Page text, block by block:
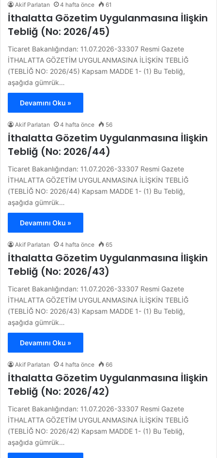
Akif Parlatan 4 hafta önce 61
İthalatta Gözetim Uygulanmasına İlişkin
Tebliğ (No: 2026/45)
Ticaret Bakanlığından: 11.07.2026-33307 Resmi Gazete
İTHALATTA GÖZETİM UYGULANMASINA İLİŞKİN TEBLİĞ
(TEBLİĞ NO: 2026/45) Kapsam MADDE 1- (1) Bu Tebliğ,
aşağıda gümrük…
Devamını Oku »
Akif Parlatan 4 hafta önce 56
İthalatta Gözetim Uygulanmasına İlişkin
Tebliğ (No: 2026/44)
Ticaret Bakanlığından: 11.07.2026-33307 Resmi Gazete
İTHALATTA GÖZETİM UYGULANMASINA İLİŞKİN TEBLİĞ
(TEBLİĞ NO: 2026/44) Kapsam MADDE 1- (1) Bu Tebliğ,
aşağıda gümrük…
Devamını Oku »
Akif Parlatan 4 hafta önce 65
İthalatta Gözetim Uygulanmasına İlişkin
Tebliğ (No: 2026/43)
Ticaret Bakanlığından: 11.07.2026-33307 Resmi Gazete
İTHALATTA GÖZETİM UYGULANMASINA İLİŞKİN TEBLİĞ
(TEBLİĞ NO: 2026/43) Kapsam MADDE 1- (1) Bu Tebliğ,
aşağıda gümrük…
Devamını Oku »
Akif Parlatan 4 hafta önce 66
İthalatta Gözetim Uygulanmasına İlişkin
Tebliğ (No: 2026/42)
Ticaret Bakanlığından: 11.07.2026-33307 Resmi Gazete
İTHALATTA GÖZETİM UYGULANMASINA İLİŞKİN TEBLİĞ
(TEBLİĞ NO: 2026/42) Kapsam MADDE 1- (1) Bu Tebliğ,
aşağıda gümrük…